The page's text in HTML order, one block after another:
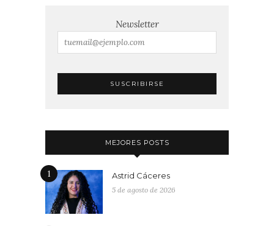
Newsletter
MEJORES POSTS
1 Astrid Cáceres
5 de agosto de 2026